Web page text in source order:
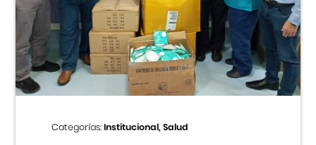
Categorías:Institucional, Salud